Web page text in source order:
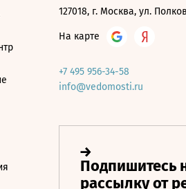
127018, г. Москва, ул.
На карте
+7 495 956-34-58
info@vedomosti.ru